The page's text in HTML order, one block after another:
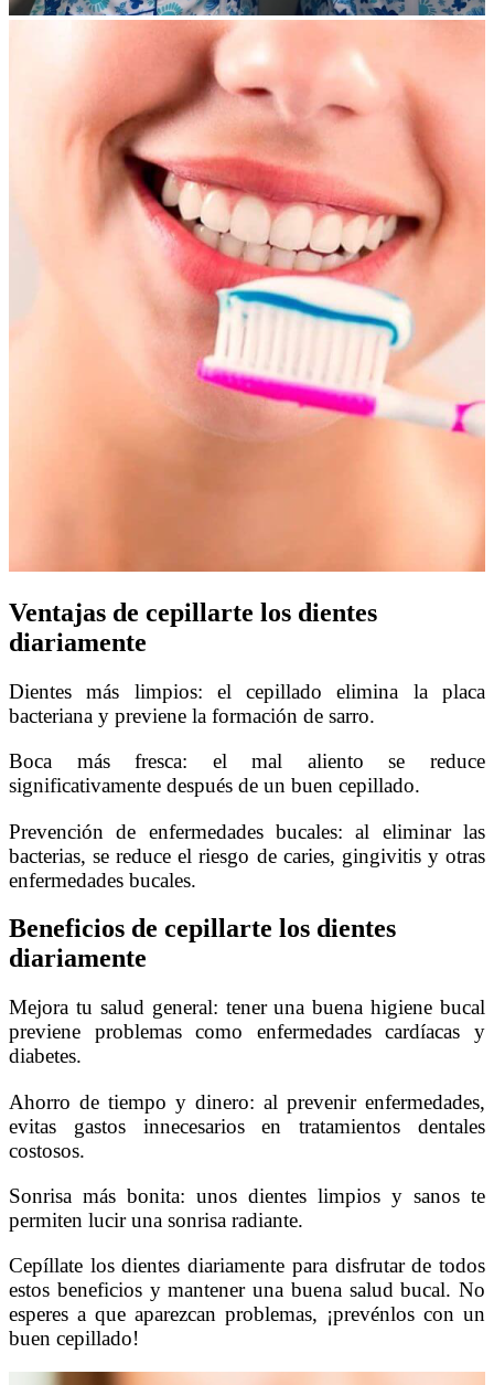
Ventajas de cepillarte los dientes
diariamente
Dientes más limpios: el cepillado elimina la placa
bacteriana y previene la formación de sarro.
Boca más fresca: el mal aliento se reduce
significativamente después de un buen cepillado.
Prevención de enfermedades bucales: al eliminar las
bacterias, se reduce el riesgo de caries, gingivitis y otras
enfermedades bucales.
Beneficios de cepillarte los dientes
diariamente
Mejora tu salud general: tener una buena higiene bucal
previene problemas como enfermedades cardíacas y
diabetes.
Ahorro de tiempo y dinero: al prevenir enfermedades,
evitas gastos innecesarios en tratamientos dentales
costosos.
Sonrisa más bonita: unos dientes limpios y sanos te
permiten lucir una sonrisa radiante.
Cepíllate los dientes diariamente para disfrutar de todos
estos beneficios y mantener una buena salud bucal. No
esperes a que aparezcan problemas, ¡prevénlos con un
buen cepillado!